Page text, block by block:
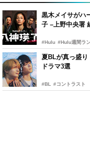
黒木メイサがハ
子 –上野中央署
#Hulu #Hulu週間ラ
夏BLが真っ盛り
ドラマ3選
#BL #コントラスト